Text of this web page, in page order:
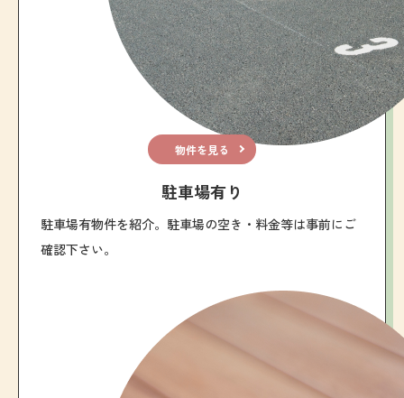
物件を見る
駐車場有り
駐車場有物件を紹介。駐車場の空き・料金等は事前にご
確認下さい。